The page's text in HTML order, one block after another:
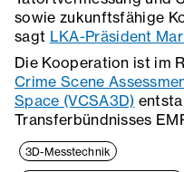
3D-Messtechnik
sowie zukunftsfähige
sagt LKA-Präsident
Die Kooperation ist im
Crime Scene
Space (VCSA3D)
Transferbündnisses